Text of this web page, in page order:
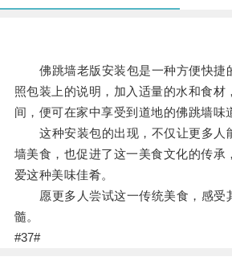
佛跳墙老版安装包是一种方便快捷
照包装上的说明，加入适量的水和食材
间，便可在家中享受到道地的佛跳墙味
这种安装包的出现，不仅让更多人
墙美食，也促进了这一美食文化的传承
爱这种美味佳肴。
愿更多人尝试这一传统美食，感受
髓。
#37#